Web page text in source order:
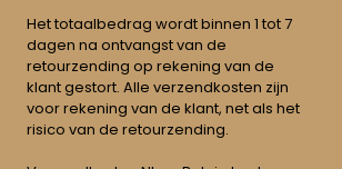
Het totaalbedrag wordt binnen 1 tot 7
dagen na ontvangst van de
retourzending op rekening van de
klant gestort. Alle verzendkosten zijn
voor rekening van de klant, net als het
risico van de retourzending.